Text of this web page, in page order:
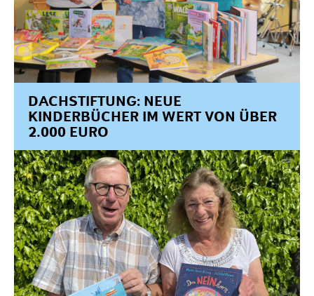
DACHSTIFTUNG: NEUE
KINDERBÜCHER IM WERT VON ÜBER
2.000 EURO